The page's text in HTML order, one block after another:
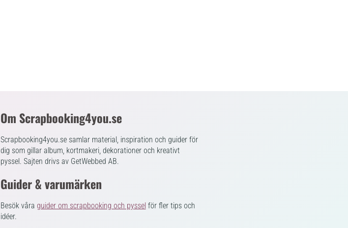
Om Scrapbooking4you.se
Scrapbooking4you.se samlar material, inspiration och guider för
dig som gillar album, kortmakeri, dekorationer och kreativt
pyssel. Sajten drivs av GetWebbed AB.
Guider & varumärken
Besök våra guider om scrapbooking och pyssel för fler tips och
idéer.